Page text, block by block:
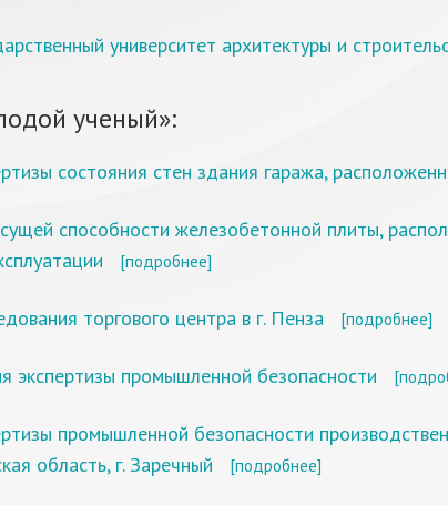
университет архитектуры и
ученый»:
состояния стен здания гаража,
способности железобетонной плиты,
[подробнее]
торгового центра в г. Пенза [подробнее]
экспертизы промышленной безопасности
промышленной безопасности
область, г. Заречный
[подробнее]